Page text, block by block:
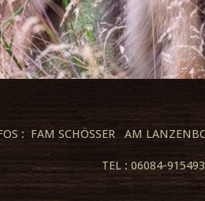
: FAM SCHÖSSER AM
TEL : 06084-